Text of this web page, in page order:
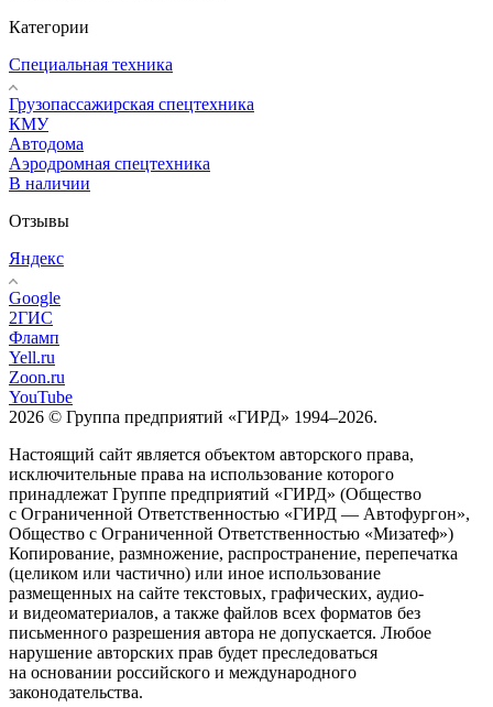
Категории
Специальная техника
Грузопассажирская спецтехника
КМУ
Автодома
Аэродромная спецтехника
В наличии
Отзывы
Яндекс
Google
2ГИС
Фламп
Yell.ru
Zoon.ru
YouTube
2026 © Группа предприятий «ГИРД» 1994–2026.
Настоящий сайт является объектом авторского права,
исключительные права на использование которого
принадлежат Группе предприятий «ГИРД» (Общество
с Ограниченной Ответственностью «ГИРД — Автофургон»,
Общество с Ограниченной Ответственностью «Мизатеф»)
Копирование, размножение, распространение, перепечатка
(целиком или частично) или иное использование
размещенных на сайте текстовых, графических, аудио-
и видеоматериалов, а также файлов всех форматов без
письменного разрешения автора не допускается. Любое
нарушение авторских прав будет преследоваться
на основании российского и международного
законодательства.